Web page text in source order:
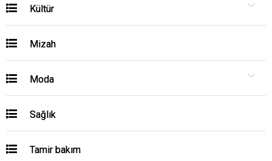
Kültür
Mizah
Moda
Sağlık
Tamir bakım